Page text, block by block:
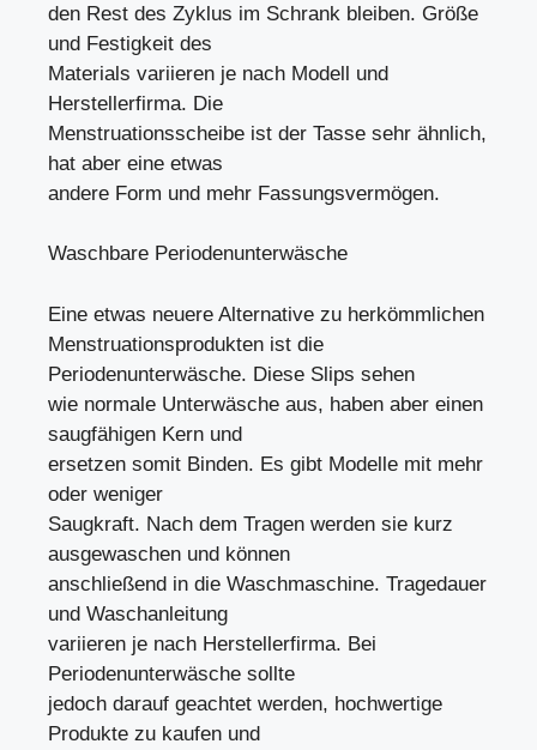
den Rest des Zyklus im Schrank bleiben. Größe
und Festigkeit des
Materials variieren je nach Modell und
Herstellerfirma. Die
Menstruationsscheibe ist der Tasse sehr ähnlich,
hat aber eine etwas
andere Form und mehr Fassungsvermögen.
Waschbare Periodenunterwäsche
Eine etwas neuere Alternative zu herkömmlichen
Menstruationsprodukten ist die
Periodenunterwäsche. Diese Slips sehen
wie normale Unterwäsche aus, haben aber einen
saugfähigen Kern und
ersetzen somit Binden. Es gibt Modelle mit mehr
oder weniger
Saugkraft. Nach dem Tragen werden sie kurz
ausgewaschen und können
anschließend in die Waschmaschine. Tragedauer
und Waschanleitung
variieren je nach Herstellerfirma. Bei
Periodenunterwäsche sollte
jedoch darauf geachtet werden, hochwertige
Produkte zu kaufen und